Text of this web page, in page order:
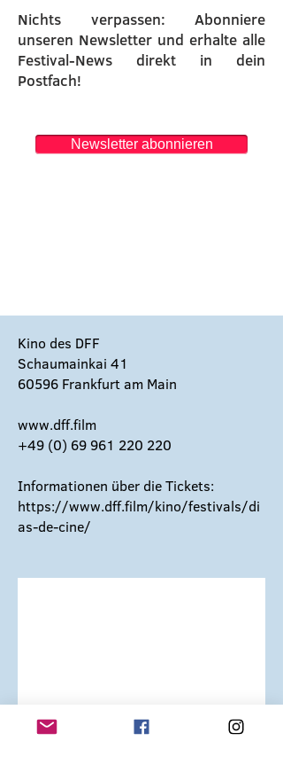
Nichts verpassen: Abonniere
unseren Newsletter und erhalte alle
Festival-News direkt in dein
Postfach!
Newsletter abonnieren
Kino des DFF
Schaumainkai 41
60596 Frankfurt am Main
www.dff.film
+49 (0) 69 961 220 220
Informationen über die Tickets:
https://www.dff.film/kino/festivals/di
as-de-cine/